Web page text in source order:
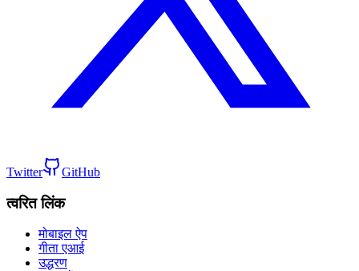
Twitter GitHub
त्वरित लिंक
मोबाइल ऐप
गीता एआई
उद्धरण